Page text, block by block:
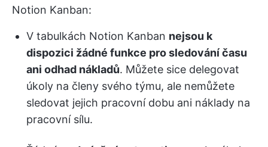
Notion Kanban:
V tabulkách Notion Kanban nejsou k
dispozici žádné funkce pro sledování času
ani odhad nákladů. Můžete sice delegovat
úkoly na členy svého týmu, ale nemůžete
sledovat jejich pracovní dobu ani náklady na
pracovní sílu.